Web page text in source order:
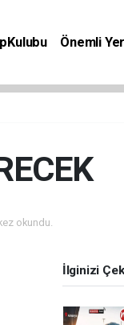
Önemli
okundu.
İlginizi